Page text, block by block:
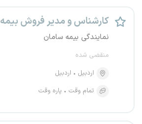
کارشناس و مدیر فروش بیمه
نمایندگی بیمه سامان
منقضی شده
اردبیل
اردبیل
تمام وقت
پاره وقت